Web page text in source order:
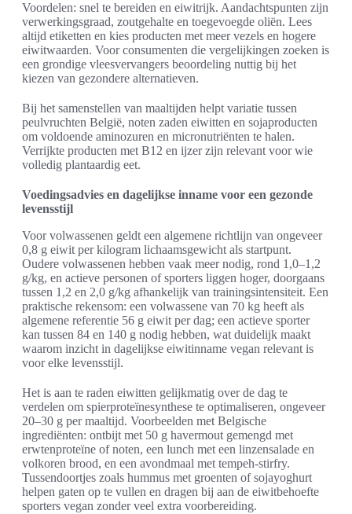
Voordelen: snel te bereiden en eiwitrijk. Aandachtspunten zijn
verwerkingsgraad, zoutgehalte en toegevoegde oliën. Lees
altijd etiketten en kies producten met meer vezels en hogere
eiwitwaarden. Voor consumenten die vergelijkingen zoeken is
een grondige vleesvervangers beoordeling nuttig bij het
kiezen van gezondere alternatieven.
Bij het samenstellen van maaltijden helpt variatie tussen
peulvruchten België, noten zaden eiwitten en sojaproducten
om voldoende aminozuren en micronutriënten te halen.
Verrijkte producten met B12 en ijzer zijn relevant voor wie
volledig plantaardig eet.
Voedingsadvies en dagelijkse inname voor een gezonde
levensstijl
Voor volwassenen geldt een algemene richtlijn van ongeveer
0,8 g eiwit per kilogram lichaamsgewicht als startpunt.
Oudere volwassenen hebben vaak meer nodig, rond 1,0–1,2
g/kg, en actieve personen of sporters liggen hoger, doorgaans
tussen 1,2 en 2,0 g/kg afhankelijk van trainingsintensiteit. Een
praktische rekensom: een volwassene van 70 kg heeft als
algemene referentie 56 g eiwit per dag; een actieve sporter
kan tussen 84 en 140 g nodig hebben, wat duidelijk maakt
waarom inzicht in dagelijkse eiwitinname vegan relevant is
voor elke levensstijl.
Het is aan te raden eiwitten gelijkmatig over de dag te
verdelen om spierproteïnesynthese te optimaliseren, ongeveer
20–30 g per maaltijd. Voorbeelden met Belgische
ingrediënten: ontbijt met 50 g havermout gemengd met
erwtenproteïne of noten, een lunch met een linzensalade en
volkoren brood, en een avondmaal met tempeh-stirfry.
Tussendoortjes zoals hummus met groenten of sojayoghurt
helpen gaten op te vullen en dragen bij aan de eiwitbehoefte
sporters vegan zonder veel extra voorbereiding.